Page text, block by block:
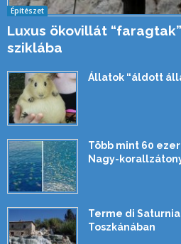
Építészet
Luxus ökovillát
sziklába
Állatok “áldott
Több mint 60
Nagy-
Terme di
Toszkánában